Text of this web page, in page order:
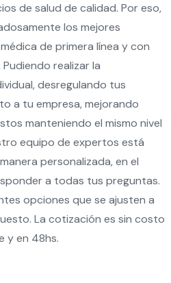
de salud de calidad. Por eso,
los mejores
de primera línea y con
realizar la
desregulando tus
a tu empresa, mejorando
manteniendo el mismo nivel
equipo de expertos está
personalizada, en el
a todas tus preguntas.
opciones que se ajusten a
La cotización es sin costo
y en 48hs.